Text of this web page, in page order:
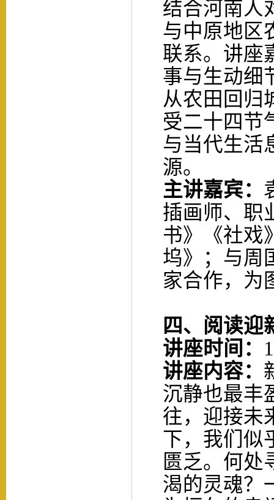
结合河南人
与中原地区
联系。讲座
事与生动细
从农田回归
受二十四节
与当代生活
源。
主讲嘉宾：
插画师、职
书》《社戏
坞》；与周
家合作，为
四、 阅读迎
讲座时间：
讲座内容：
沉静也最丰
往，迎接未
下，我们似
匮乏。何处
渴的灵魂？